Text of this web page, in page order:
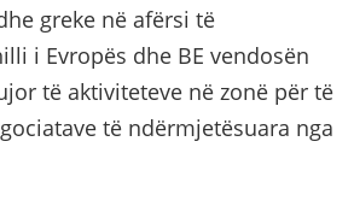
greke në afërsi të
i Evropës dhe BE vendosën
të aktiviteteve në zonë për të
të ndërmjetësuara nga